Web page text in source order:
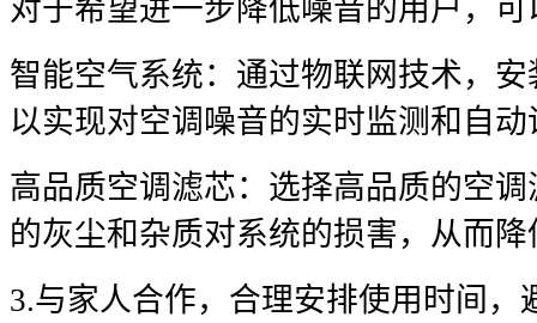
对于希望进一步降低噪音的用户，
智能空气系统：通过物联网技术，
以实现对空调噪音的实时监测和自动
高品质空调滤芯：选择高品质的空
的灰尘和杂质对系统的损害，从而
3.与家人合作，合理安排使用时间，